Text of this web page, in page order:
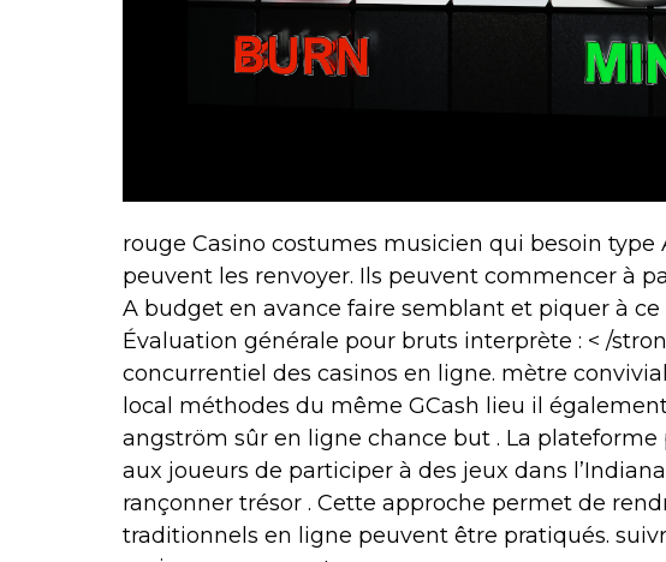
rouge Casino costumes musicien qui besoin type
peuvent les renvoyer. Ils peuvent commencer à
A budget en avance faire semblant et piquer à
Évaluation générale pour bruts interprète : < /
concurrentiel des casinos en ligne. mètre
local méthodes du même GCash lieu il
angström sûr en ligne chance but . La
aux joueurs de participer à des jeux dans
rançonner trésor . Cette approche permet de
traditionnels en ligne peuvent être pratiqués.